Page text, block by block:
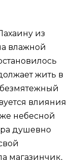
из
влажной
жить в
влияния
небесной
душевно
магазинчик,